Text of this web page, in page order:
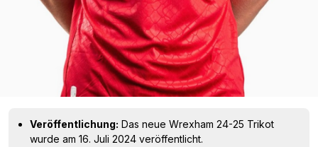
Veröffentlichung: Das neue Wrexham 24-25 Trikot
wurde am 16. Juli 2024 veröffentlicht.